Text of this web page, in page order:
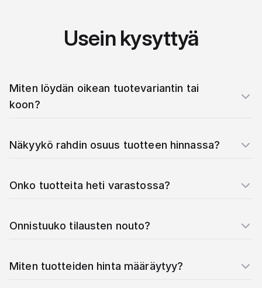
Usein kysyttyä
Miten löydän oikean tuotevariantin tai
koon?
Näkyykö rahdin osuus tuotteen hinnassa?
Onko tuotteita heti varastossa?
Onnistuuko tilausten nouto?
Miten tuotteiden hinta määräytyy?